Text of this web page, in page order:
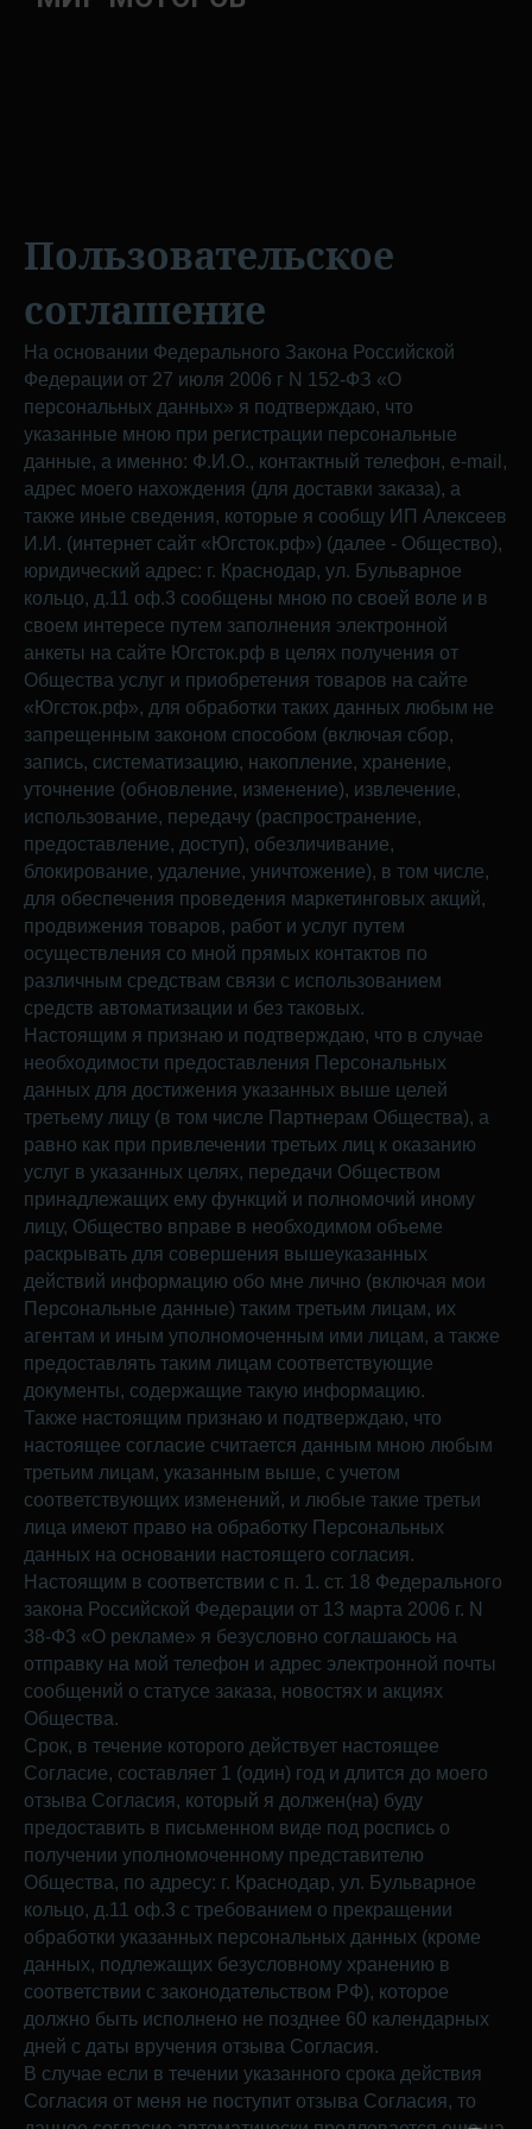
Пользовательское
соглашение
На основании Федерального Закона Российской
Федерации от 27 июля 2006 г N 152-ФЗ «О
персональных данных» я подтверждаю, что
указанные мною при регистрации персональные
данные, а именно: Ф.И.О., контактный телефон, e-mail,
адрес моего нахождения (для доставки заказа), а
также иные сведения, которые я сообщу ИП Алексеев
И.И. (интернет сайт «Югсток.рф») (далее - Общество),
юридический адрес: г. Краснодар, ул. Бульварное
кольцо, д.11 оф.3 сообщены мною по своей воле и в
своем интересе путем заполнения электронной
анкеты на сайте Югсток.рф в целях получения от
Общества услуг и приобретения товаров на сайте
«Югсток.рф», для обработки таких данных любым не
запрещенным законом способом (включая сбор,
запись, систематизацию, накопление, хранение,
уточнение (обновление, изменение), извлечение,
использование, передачу (распространение,
предоставление, доступ), обезличивание,
блокирование, удаление, уничтожение), в том числе,
для обеспечения проведения маркетинговых акций,
продвижения товаров, работ и услуг путем
осуществления со мной прямых контактов по
различным средствам связи с использованием
средств автоматизации и без таковых.
Настоящим я признаю и подтверждаю, что в случае
необходимости предоставления Персональных
данных для достижения указанных выше целей
третьему лицу (в том числе Партнерам Общества), а
равно как при привлечении третьих лиц к оказанию
услуг в указанных целях, передачи Обществом
принадлежащих ему функций и полномочий иному
лицу, Общество вправе в необходимом объеме
раскрывать для совершения вышеуказанных
действий информацию обо мне лично (включая мои
Персональные данные) таким третьим лицам, их
агентам и иным уполномоченным ими лицам, а также
предоставлять таким лицам соответствующие
документы, содержащие такую информацию.
Также настоящим признаю и подтверждаю, что
настоящее согласие считается данным мною любым
третьим лицам, указанным выше, с учетом
соответствующих изменений, и любые такие третьи
лица имеют право на обработку Персональных
данных на основании настоящего согласия.
Настоящим в соответствии с п. 1. ст. 18 Федерального
закона Российской Федерации от 13 марта 2006 г. N
38-Ф3 «О рекламе» я безусловно соглашаюсь на
отправку на мой телефон и адрес электронной почты
сообщений о статусе заказа, новостях и акциях
Общества.
Срок, в течение которого действует настоящее
Согласие, составляет 1 (один) год и длится до моего
отзыва Согласия, который я должен(на) буду
предоставить в письменном виде под роспись о
получении уполномоченному представителю
Общества, по адресу: г. Краснодар, ул. Бульварное
кольцо, д.11 оф.3 с требованием о прекращении
обработки указанных персональных данных (кроме
данных, подлежащих безусловному хранению в
соответствии с законодательством РФ), которое
должно быть исполнено не позднее 60 календарных
дней с даты вручения отзыва Согласия.
В случае если в течении указанного срока действия
Согласия от меня не поступит отзыва Согласия, то